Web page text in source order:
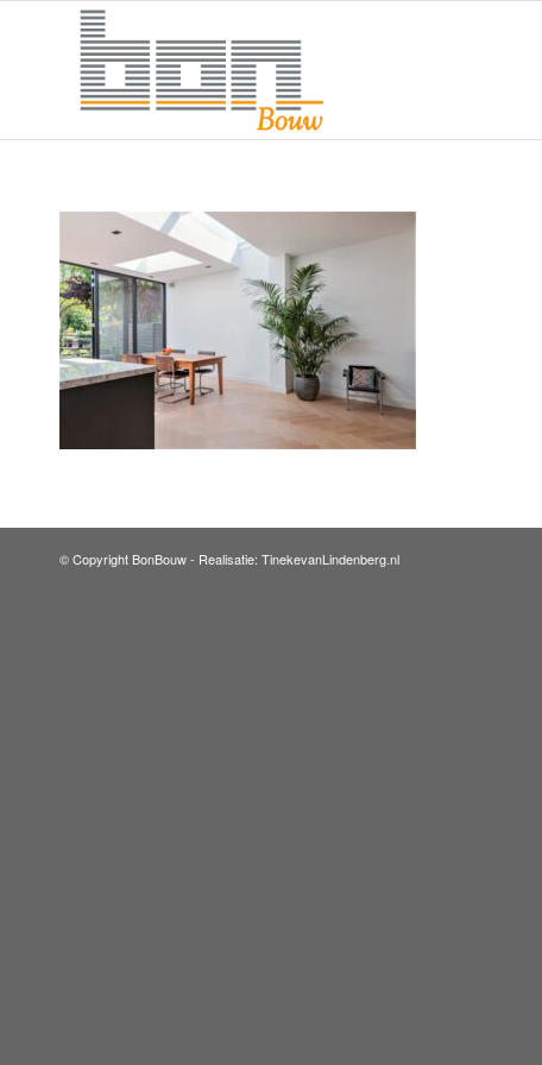
© Copyright BonBouw - Realisatie: TinekevanLindenberg.nl